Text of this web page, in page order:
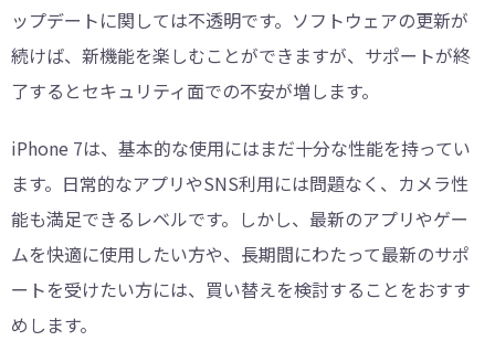
ップデートに関しては不透明です。ソフトウェアの更新が
続けば、新機能を楽しむことができますが、サポートが終
了するとセキュリティ面での不安が増します。
iPhone 7は、基本的な使用にはまだ十分な性能を持ってい
ます。日常的なアプリやSNS利用には問題なく、カメラ性
能も満足できるレベルです。しかし、最新のアプリやゲー
ムを快適に使用したい方や、長期間にわたって最新のサポ
ートを受けたい方には、買い替えを検討することをおすす
めします。